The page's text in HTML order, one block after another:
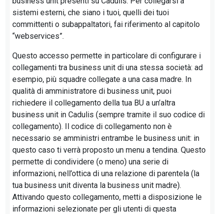
sistemi esterni, che siano i tuoi, quelli dei tuoi
committenti o subappaltatori, fai riferimento al capitolo
“webservices”.
Questo accesso permette in particolare di configurare i
collegamenti tra business unit di una stessa società: ad
esempio, più squadre collegate a una casa madre. In
qualità di amministratore di business unit, puoi
richiedere il collegamento della tua BU a un’altra
business unit in Cadulis (sempre tramite il suo codice di
collegamento). Il codice di collegamento non è
necessario se amministri entrambe le business unit: in
questo caso ti verrà proposto un menu a tendina. Questo
permette di condividere (o meno) una serie di
informazioni, nell’ottica di una relazione di parentela (la
tua business unit diventa la business unit madre).
Attivando questo collegamento, metti a disposizione le
informazioni selezionate per gli utenti di questa